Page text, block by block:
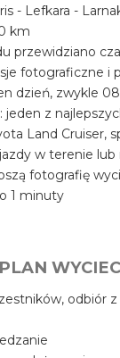
- Lefkara -
km
przewidziano
fotograficzne i
dzień, zwykle
jeden z
Land Cruiser,
w terenie lub
fotografię
1 minuty
odbiór z